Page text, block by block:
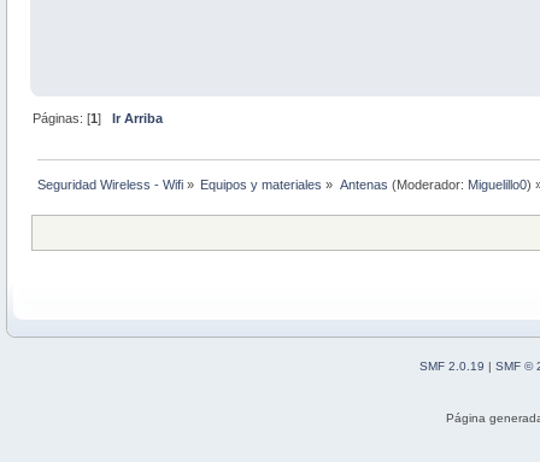
Páginas: [1]Ir Arriba
Seguridad Wireless - Wifi » Equipos y materiales » Antenas (Moderador: Miguelillo0)
SMF 2.0.19 | SMF ©
Página